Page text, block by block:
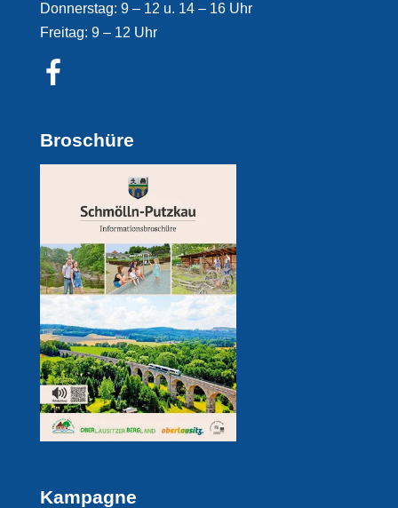
Donnerstag: 9 – 12 u. 14 – 16 Uhr
Freitag: 9 – 12 Uhr
Broschüre
Kampagne